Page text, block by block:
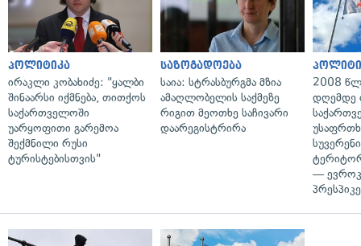
პოლიტიკა
ირაკლი კობახიძე: "ყალბი
შინაარსი იქმნება, თითქოს
საქართველოში
უარყოფითი გარემოა
შექმნილი რუსი
ტურისტებისთვის"
საზოგადოება
საია: სტრასბურგმა მზია
ამაღლობელის საქმეზე
რიგით მეოთხე საჩივარი
დაარეგისტრირა
2008
დღემდე
—